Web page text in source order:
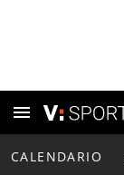
CALENDARIO